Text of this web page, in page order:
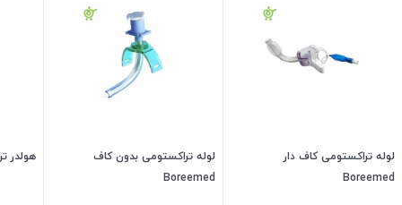
لوله تراکستومی کاف دار
Boreemed
لوله تراکستومی بدون کاف
Boreemed
هولدر